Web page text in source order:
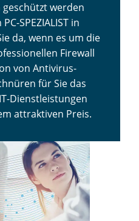
werden
SPEZIALIST in
da, wenn es um die
Firewall
von Antivirus-
für Sie das
Dienstleistungen
attraktiven Preis.